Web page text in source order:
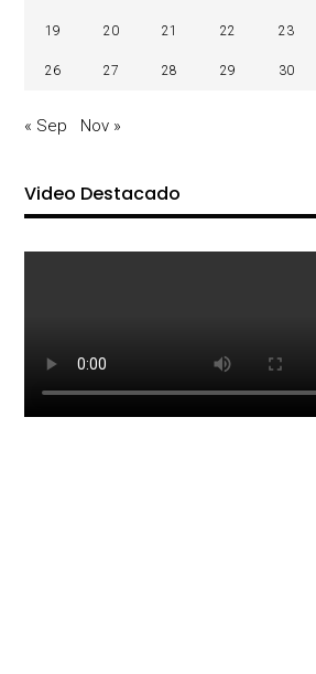
19 20 21 22 23
26 27 28 29 30
« Sep Nov »
Video Destacado